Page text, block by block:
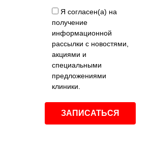
Я согласен(а) на
получение
информационной
рассылки с новостями,
акциями и
специальными
предложениями
клиники.